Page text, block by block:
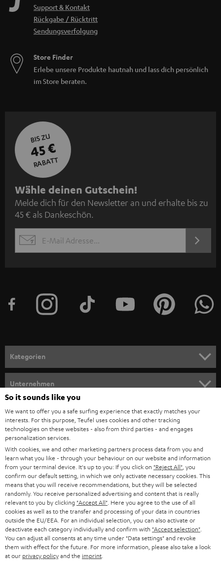
Support & Kontakt
Rückgabe / Rücktritt
Sendungsverfolgung
Store Finder
Erlebe unsere Produkte hautnah und lass dich persönlich
im Store beraten.
BIS ZU
45 €
RABATT
N
e
w
s
l
e
n
m
e
l
d
u
n
g
Wähle deinen Gutschein!
Melde dich für den Newsletter an und erhalte bis zu
45 € als Dankeschön.
EMAIL
JETZT
Kategorien
HEIMKINO-KOMPLETTANLAGEN
SOUNDBARS
SMART HOME
BLUETOOTH-LAUTSPRECHER
KOPFHÖRER
BLUETOOTH-KOPFHÖRER
STEREOANLAGEN
Unternehmen
KARRIERE
PRESSE & MARKETING
GESCHÄFTSKUNDEN
PARTNERPROGRAMM
BLOG
NEWSLETTER
STORES
Teufel Onlineshops
DEUTSCHLAND
ÖSTERREICH
SCHWEIZ
NIEDERLANDE
BELGIEN
So it sounds like you
We want to offer you a safe surfing experience that exactly matches your
interests. For this purpose, Teufel uses cookies and other tracking
technologies on these websites - also from third parties - and engages
personalization services.
With cookies, we and other marketing partners process data from you and
learn what you like - through your behaviour on our website and information
from your terminal device. It's up to you: If you click on "Reject All" , you
confirm our default setting, in which we only activate necessary cookies. This
means that you will receive recommendations, but they will be selected
randomly. You receive personalized advertising and content that is really
relevant to you by clicking "Accept All" . Here you agree to the use of all
cookies as well as to the transfer and processing of your data in countries
outside the EU/EEA. For an individual selection, you can also activate or
deactivate each category individually and confirm with "Accept selection"
You can adjust all consents at any time under "Data settings" and revoke
them with effect for the future. For more information, please also take a look
at our privacy policyand the imprint